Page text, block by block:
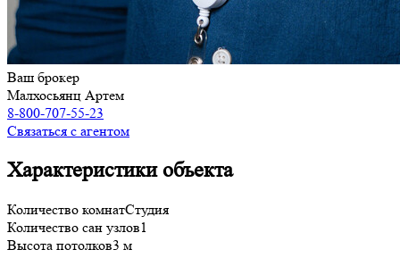
Ваш брокер
Малхосьянц Артем
8-800-707-55-23
Связаться с агентом
Характеристики объекта
Количество комнатСтудия
Количество сан узлов1
Высота потолков3 м